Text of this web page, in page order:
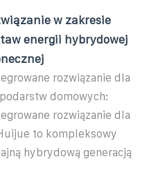
w zakresie
energii hybrydowej
rozwiązanie dla
domowych:
rozwiązanie dla
to kompleksowy
hybrydową generacją